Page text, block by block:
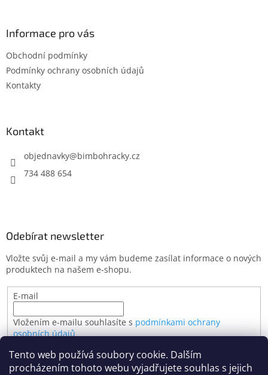
Tento web používá soubory cookie. Dalším
procházením tohoto webu vyjadřujete souhlas s jejich
Informace pro vás
Obchodní podmínky
Podmínky ochrany osobních údajů
Kontakty
Kontakt
objednavky@bimbohracky.cz
734 488 654
Odebírat newsletter
Vložte svůj e-mail a my vám budeme zasílat informace o nových
produktech na našem e-shopu.
E-mail
Vložením e-mailu souhlasíte s podmínkami ochrany
osobních údajů
PŘIHLÁSIT SE